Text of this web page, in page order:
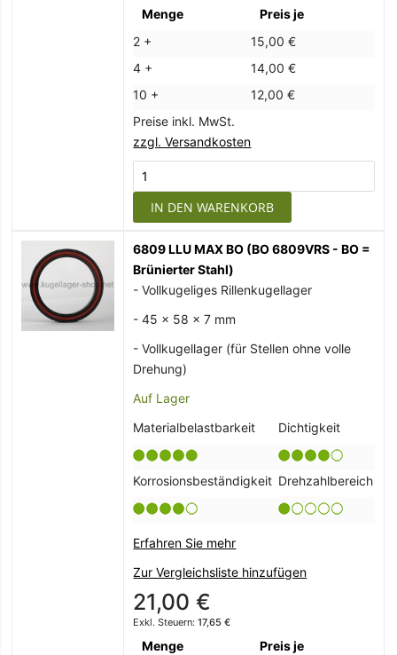
Menge
Preis je
2 +
15,00 €
4 +
14,00 €
10 +
12,00 €
Preise inkl. MwSt.
zzgl. Versandkosten
IN DEN WARENKORB
6809 LLU MAX BO (BO 6809VRS - BO =
Brünierter Stahl)
- Vollkugeliges Rillenkugellager
- 45 x 58 x 7 mm
- Vollkugellager (für Stellen ohne volle
Drehung)
Auf Lager
Materialbelastbarkeit
Dichtigkeit
Korrosionsbeständigkeit Drehzahlbereich
Erfahren Sie mehr
Zur Vergleichsliste hinzufügen
21,00 €
17,65 €
Menge
Preis je